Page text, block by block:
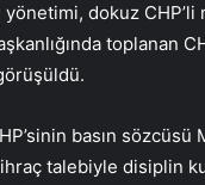
yönetimi, dokuz
toplanan
basın
ihraç talebiyle disiplin